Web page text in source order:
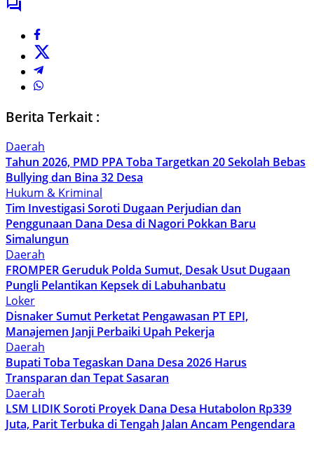
Berita Terkait :
Daerah
Tahun 2026, PMD PPA Toba Targetkan 20 Sekolah Bebas
Bullying dan Bina 32 Desa
Hukum & Kriminal
Tim Investigasi Soroti Dugaan Perjudian dan
Penggunaan Dana Desa di Nagori Pokkan Baru
Simalungun
Daerah
FROMPER Geruduk Polda Sumut, Desak Usut Dugaan
Pungli Pelantikan Kepsek di Labuhanbatu
Loker
Disnaker Sumut Perketat Pengawasan PT EPI,
Manajemen Janji Perbaiki Upah Pekerja
Daerah
Bupati Toba Tegaskan Dana Desa 2026 Harus
Transparan dan Tepat Sasaran
Daerah
LSM LIDIK Soroti Proyek Dana Desa Hutabolon Rp339
Juta, Parit Terbuka di Tengah Jalan Ancam Pengendara